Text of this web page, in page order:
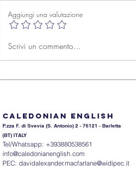
Pure 'Dead' Brilliant fun
Aggiungi una valutazione
Scrivi un commento...
Caledonian English
P.zza F. di Svevia (S. Antonio) 2 - 76121 - Barletta
(BT) ITALY
Tel/Whatsapp: +393880538561
info@caledonianenglish.com
PEC: davidalexander.macfarlane@widipec.it